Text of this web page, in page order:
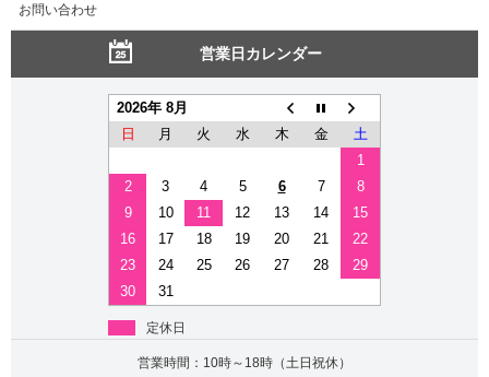
お問い合わせ
営業日カレンダー
2026年 8月
日
月 火 水 木 金
土
1
2
3 4 5 6 7
8
9
10 11 12 13 14
15
16
17 18 19 20 21
22
23
24 25 26 27 28
29
30
31
定休日
営業時間：10時～18時（土日祝休）